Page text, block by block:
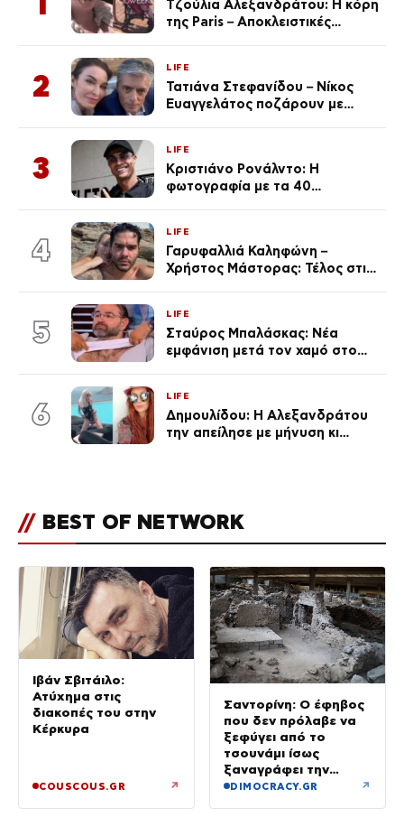
Τζούλια Αλεξανδράτου: Η κόρη
της Paris – Αποκλειστικές
2
LIFE
Τατιάνα Στεφανίδου – Νίκος
Ευαγγελάτος ποζάρουν με
3
LIFE
Κριστιάνο Ρονάλντο: Η
φωτογραφία με τα 40
εκ. likes
4
LIFE
Γαρυφαλλιά Καληφώνη –
Χρήστος Μάστορας: Τέλος στις
5
LIFE
Σταύρος Μπαλάσκας: Νέα
εμφάνιση μετά τον χαμό στο
6
LIFE
Δημουλίδου: Η Αλεξανδράτου
την απείλησε με μήνυση κι
// BEST OF NETWORK
Ιβάν Σβιτάιλο:
Ατύχημα στις
διακοπές του στην
Κέρκυρα
COUSCOUS.GR ↗
Σαντορίνη: Ο έφηβος
που δεν πρόλαβε να
ξεφύγει από το
τσουνάμι ίσως
ξαναγράφει την
ιστορία της μινωικής
DIMOCRACY.GR ↗